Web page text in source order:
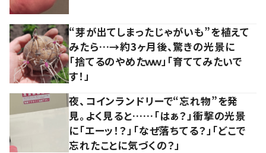
“芽が出てしまったじゃがいも”を植えて
みたら…→約3ヶ月後、驚きの光景に
「捨てるのやめたｗｗ」「育ててみたいで
す！」
夜、コインランドリーで“忘れ物”を発
見。よく見ると……「はぁ？」衝撃の光景
に「エーッ！？」「なぜ落ちてる？」「どこで
忘れたことに気づくの？」